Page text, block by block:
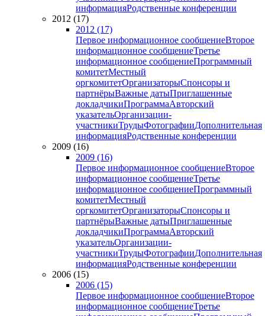
информацияРодственные конференции
2012 (17)
2012 (17)
Первое информационное сообщениеВторое
информационное сообщениеТретье
информационное сообщениеПрограммный
комитетМестный
оргкомитетОрганизаторыСпонсоры и
партнёрыВажные датыПриглашенные
докладчикиПрограммаАвторский
указательОрганизации-
участникиТрудыФотографииДополнительная
информацияРодственные конференции
2009 (16)
2009 (16)
Первое информационное сообщениеВторое
информационное сообщениеТретье
информационное сообщениеПрограммный
комитетМестный
оргкомитетОрганизаторыСпонсоры и
партнёрыВажные датыПриглашенные
докладчикиПрограммаАвторский
указательОрганизации-
участникиТрудыФотографииДополнительная
информацияРодственные конференции
2006 (15)
2006 (15)
Первое информационное сообщениеВторое
информационное сообщениеТретье